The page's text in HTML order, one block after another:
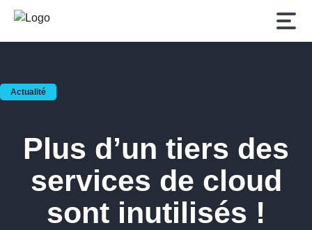
Plus d’un tiers des
services de cloud
sont inutilisés !